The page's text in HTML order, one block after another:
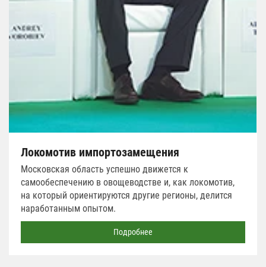
Локомотив импортозамещения
Московская область успешно движется к
самообеспечению в овощеводстве и, как локомотив,
на который ориентируются другие регионы, делится
наработанным опытом.
Подробнее